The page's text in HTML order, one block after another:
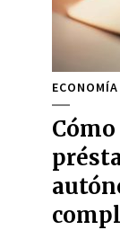
ECONOMÍA